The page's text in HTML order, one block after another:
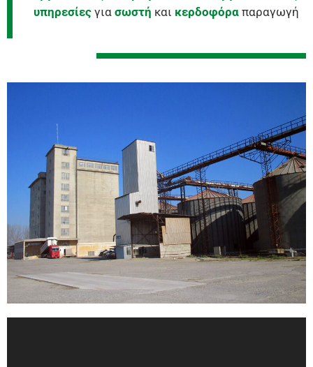
υπηρεσίες για σωστή και κερδοφόρα παραγωγή